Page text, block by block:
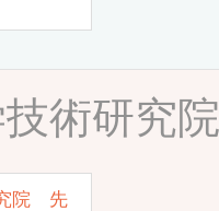
術研究
院 先